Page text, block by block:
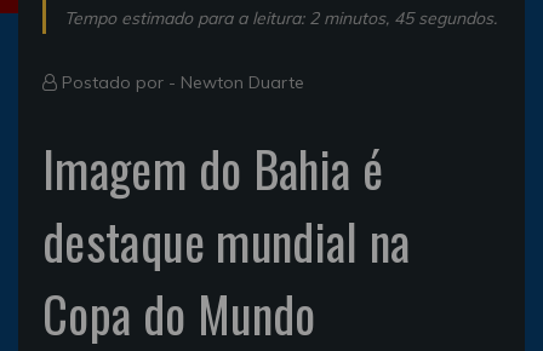
Tempo estimado para a leitura: 2 minutos, 45 segundos.
Postado por - Newton Duarte
Imagem do Bahia é
destaque mundial na
Copa do Mundo